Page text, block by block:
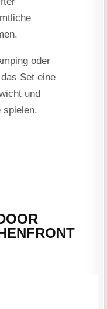
oder
Set eine
und
spielen.